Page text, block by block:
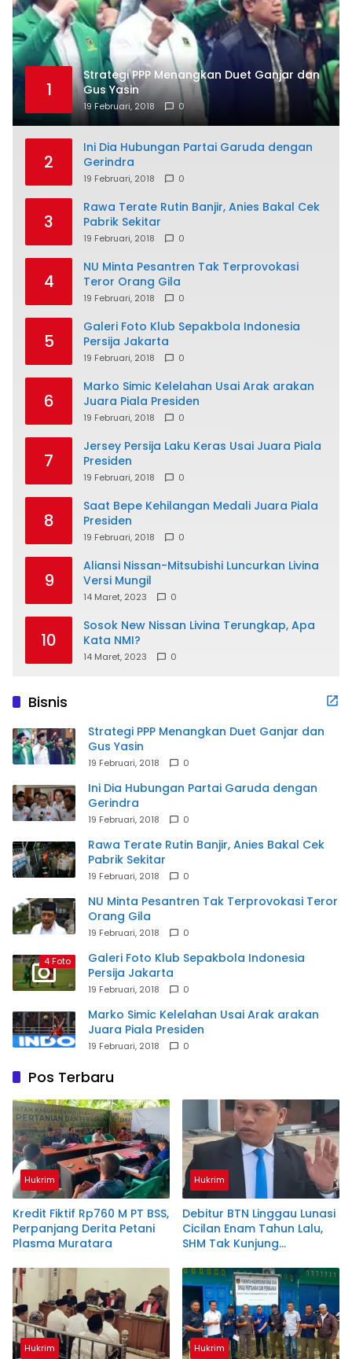
1
Strategi PPP Menangkan Duet Ganjar dan
Gus Yasin
19 Februari, 2018 0
2
Ini Dia Hubungan Partai Garuda dengan
Gerindra
19 Februari, 2018 0
3
Rawa Terate Rutin Banjir, Anies Bakal Cek
Pabrik Sekitar
19 Februari, 2018 0
4
NU Minta Pesantren Tak Terprovokasi
Teror Orang Gila
19 Februari, 2018 0
5
Galeri Foto Klub Sepakbola Indonesia
Persija Jakarta
19 Februari, 2018 0
6
Marko Simic Kelelahan Usai Arak arakan
Juara Piala Presiden
19 Februari, 2018 0
7
Jersey Persija Laku Keras Usai Juara Piala
Presiden
19 Februari, 2018 0
8
Saat Bepe Kehilangan Medali Juara Piala
Presiden
19 Februari, 2018 0
9
Aliansi Nissan-Mitsubishi Luncurkan Livina
Versi Mungil
14 Maret, 2023 0
10
Sosok New Nissan Livina Terungkap, Apa
Kata NMI?
14 Maret, 2023 0
Bisnis
Strategi PPP Menangkan Duet Ganjar dan
Gus Yasin
19 Februari, 2018 0
Ini Dia Hubungan Partai Garuda dengan
Gerindra
19 Februari, 2018 0
Rawa Terate Rutin Banjir, Anies Bakal Cek
Pabrik Sekitar
19 Februari, 2018 0
NU Minta Pesantren Tak Terprovokasi Teror
Orang Gila
19 Februari, 2018 0
4 Foto
Galeri Foto Klub Sepakbola Indonesia
Persija Jakarta
19 Februari, 2018 0
Marko Simic Kelelahan Usai Arak arakan
Juara Piala Presiden
19 Februari, 2018 0
Pos Terbaru
Hukrim
Kredit Fiktif Rp760 M PT BSS,
Perpanjang Derita Petani
Plasma Muratara
Hukrim
Debitur BTN Linggau Lunasi
Cicilan Enam Tahun Lalu,
SHM Tak Kunjung
Hukrim Hukrim